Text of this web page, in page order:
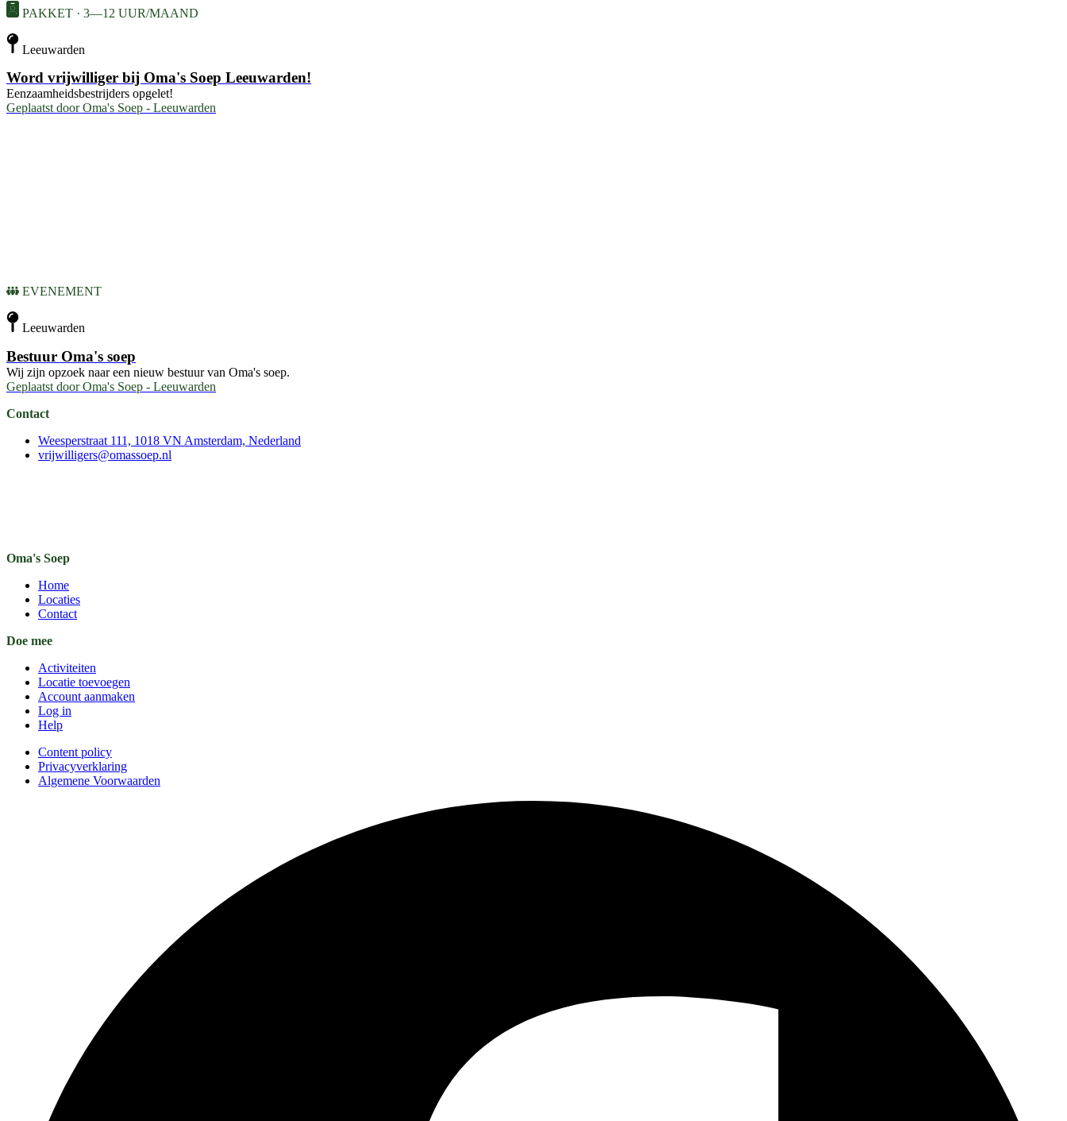
PAKKET · 3—12 UUR/MAAND
Leeuwarden
Word vrijwilliger bij Oma's Soep Leeuwarden!
Eenzaamheidsbestrijders opgelet!
Geplaatst door Oma's Soep - Leeuwarden
EVENEMENT
Leeuwarden
Bestuur Oma's soep
Wij zijn opzoek naar een nieuw bestuur van Oma's soep.
Geplaatst door Oma's Soep - Leeuwarden
Contact
Weesperstraat 111, 1018 VN Amsterdam, Nederland
vrijwilligers@omassoep.nl
Oma's Soep
Home
Locaties
Contact
Doe mee
Activiteiten
Locatie toevoegen
Account aanmaken
Log in
Help
Content policy
Privacyverklaring
Algemene Voorwaarden